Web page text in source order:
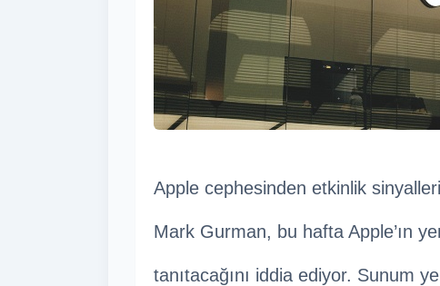
Apple cephesinden etkinlik
Mark Gurman, bu hafta Apple’ın
tanıtacağını iddia ediyor. Sunum